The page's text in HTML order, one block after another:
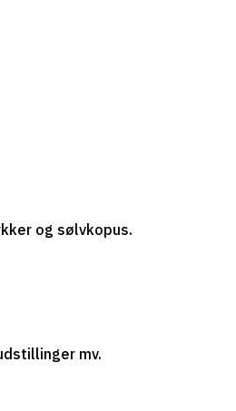
og sølvkopus.
mv.